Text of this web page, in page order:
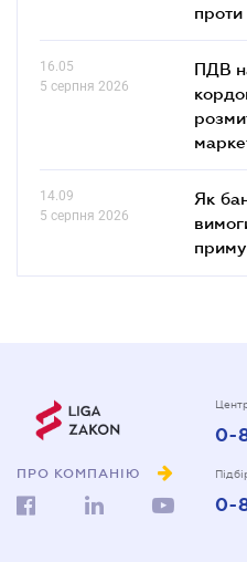
16.05
5 серпня 2026
ПДВ
14.09
5 серпня 2026
Як
ПРО КОМПАНІЮ
0-
0-